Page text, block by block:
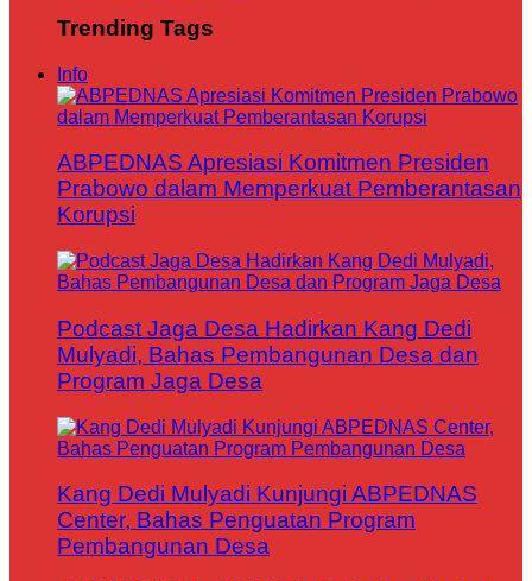
Trending Tags
Info
ABPEDNAS Apresiasi Komitmen Presiden
Prabowo dalam Memperkuat Pemberantasan
Korupsi
Podcast Jaga Desa Hadirkan Kang Dedi
Mulyadi, Bahas Pembangunan Desa dan
Program Jaga Desa
Kang Dedi Mulyadi Kunjungi ABPEDNAS
Center, Bahas Penguatan Program
Pembangunan Desa